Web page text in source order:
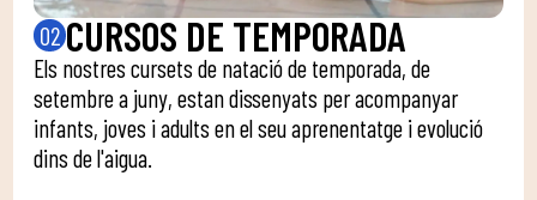
02 CURSOS DE TEMPORADA
Els nostres cursets de natació de temporada, de
setembre a juny, estan dissenyats per acompanyar
infants, joves i adults en el seu aprenentatge i evolució
dins de l'aigua.